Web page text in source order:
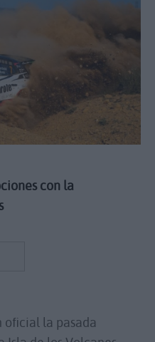
con la
oficial la pasada